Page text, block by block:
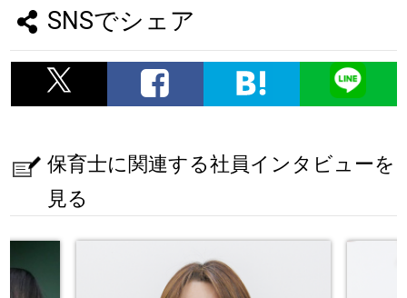
SNSでシェア
保育士に関連する社員インタビューを
見る